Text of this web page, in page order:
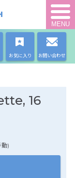
MENU
お気に入り お問い合わせ
16
)